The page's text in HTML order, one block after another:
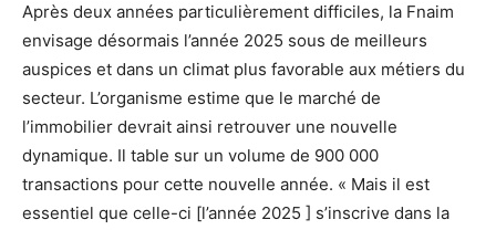
Après deux années particulièrement difficiles, la Fnaim
envisage désormais l’année 2025 sous de meilleurs
auspices et dans un climat plus favorable aux métiers du
secteur. L’organisme estime que le marché de
l’immobilier devrait ainsi retrouver une nouvelle
dynamique. Il table sur un volume de 900 000
transactions pour cette nouvelle année. « Mais il est
essentiel que celle-ci [l’année 2025 ] s’inscrive dans la